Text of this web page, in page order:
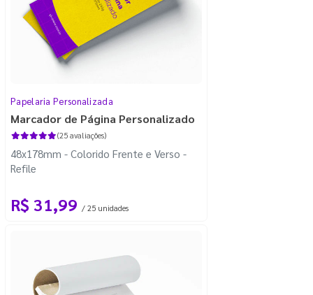
Papelaria Personalizada
Marcador de Página Personalizado
(25 avaliações)
48x178mm - Colorido Frente e Verso -
Refile
R$ 31,99 / 25 unidades